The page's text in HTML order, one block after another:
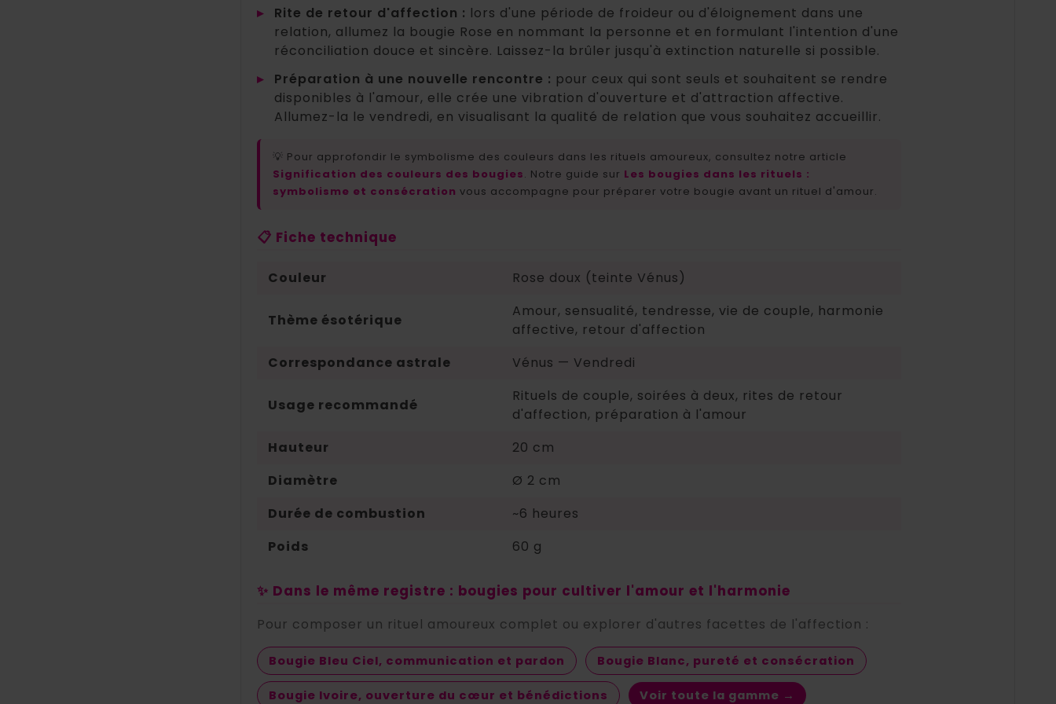
▸
Rite de retour d'affection : lors d'une période de froideur ou d'éloignement dans une
relation, allumez la bougie Rose en nommant la personne et en formulant l'intention d'une
réconciliation douce et sincère. Laissez-la brûler jusqu'à extinction naturelle si possible.
▸
Préparation à une nouvelle rencontre : pour ceux qui sont seuls et souhaitent se rendre
disponibles à l'amour, elle crée une vibration d'ouverture et d'attraction affective.
Allumez-la le vendredi, en visualisant la qualité de relation que vous souhaitez accueillir.
💡 Pour approfondir le symbolisme des couleurs dans les rituels amoureux, consultez notre article
Signification des couleurs des bougies. Notre guide sur Les bougies dans les rituels :
symbolisme et consécration vous accompagne pour préparer votre bougie avant un rituel d'amour.
📋 Fiche technique
Couleur Rose doux (teinte Vénus)
Thème ésotérique
Amour, sensualité, tendresse, vie de couple, harmonie
affective, retour d'affection
Correspondance astrale
Vénus — Vendredi
Usage recommandé
Rituels de couple, soirées à deux, rites de retour
d'affection, préparation à l'amour
Hauteur
20 cm
Diamètre
Ø 2 cm
Durée de combustion
~6 heures
Poids
60 g
✨ Dans le même registre : bougies pour cultiver l'amour et l'harmonie
Pour composer un rituel amoureux complet ou explorer d'autres facettes de l'affection :
Bougie Bleu Ciel, communication et pardon Bougie Blanc, pureté et consécration
Bougie Ivoire, ouverture du cœur et bénédictions Voir toute la gamme →